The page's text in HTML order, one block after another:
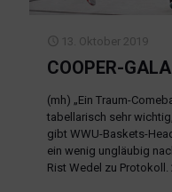
13. Oktober 2019
COOPER-
(mh) „Ein Traum-
tabellarisch sehr
gibt WWU-Baskets-
ein wenig ungläubig
Rist Wedel zu Protokoll.